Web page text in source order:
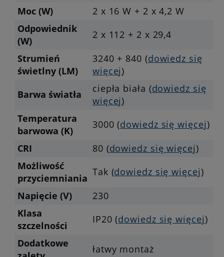
Moc (W)
2 x 16 W + 2 x 4,2 W
Odpowiednik
(W)
2 x 112 + 2 x 29,4
Strumień
świetlny (LM)
3240 + 840 (dowiedz się
więcej)
Barwa światła
ciepła biała (dowiedz się
więcej)
Temperatura
barwowa (K)
3000 (dowiedz się więcej)
CRI
80 (dowiedz się więcej)
Możliwość
przyciemniania
Tak (dowiedz się więcej)
Napięcie (V)
230
Klasa
szczelności
IP20 (dowiedz się więcej)
Dodatkowe
łatwy montaż